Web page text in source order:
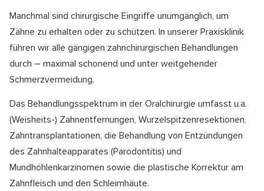
Manchmal sind chirurgische Eingriffe unumgänglich, um
Zähne zu erhalten oder zu schützen. In unserer Praxisklinik
führen wir alle gängigen zahnchirurgischen Behandlungen
durch – maximal schonend und unter weitgehender
Schmerzvermeidung.
Das Behandlungsspektrum in der Oralchirurgie umfasst u.a.
(Weisheits-) Zahnentfernungen, Wurzelspitzenresektionen,
Zahntransplantationen, die Behandlung von Entzündungen
des Zahnhalteapparates (Parodontitis) und
Mundhöhlenkarzinomen sowie die plastische Korrektur am
Zahnfleisch und den Schleimhäute.